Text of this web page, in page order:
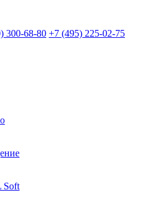
300-68-80 +7 (495) 225-02-75
Soft